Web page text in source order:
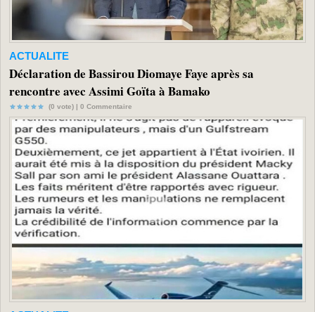
ACTUALITE
Déclaration de Bassirou Diomaye Faye après sa
rencontre avec Assimi Goïta à Bamako
(0 vote) | 0 Commentaire